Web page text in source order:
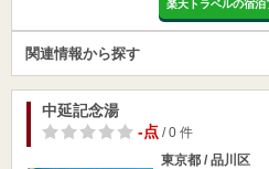
楽天トラベルの宿泊
関連情報から探す
中延記念湯
-点/ 0 件
東京都 / 品川区